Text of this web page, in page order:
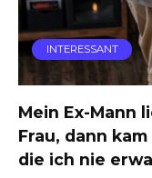
INTERESSANT
Mein Ex-Mann
Frau, dann
die ich nie